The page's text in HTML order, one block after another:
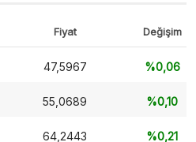
Fiyat Değişim
47,5967 %0,06
55,0689 %0,10
64,2443 %0,21